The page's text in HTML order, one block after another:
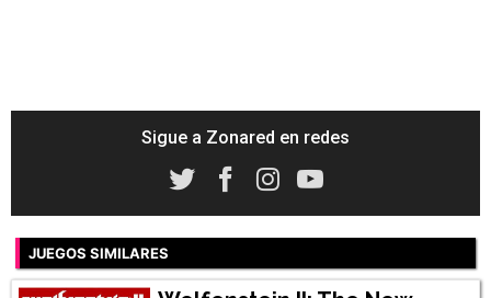
Sigue a Zonared en redes
JUEGOS SIMILARES